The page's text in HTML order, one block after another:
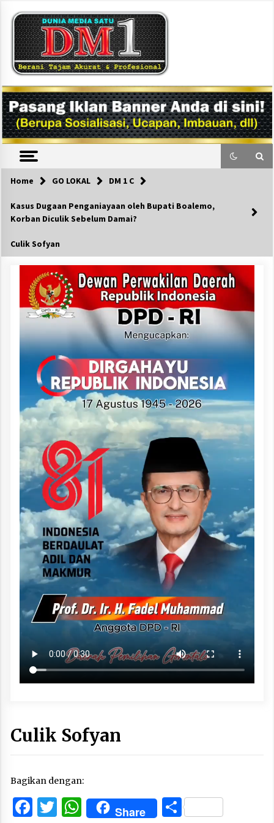
content
DM1
Home GO LOKAL DM 1 C
Kasus Dugaan Penganiayaan oleh Bupati Boalemo,
Korban Diculik Sebelum Damai?
Culik Sofyan
Culik Sofyan
Bagikan dengan:
Facebook
Twitter
WhatsApp
Share Share